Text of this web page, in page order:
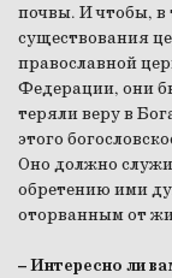
почвы. И чтобы, в
существования
православной
Федерации, они
теряли веру в
этого
Оно должно
обретению ими
оторванным от
– Интересно ли